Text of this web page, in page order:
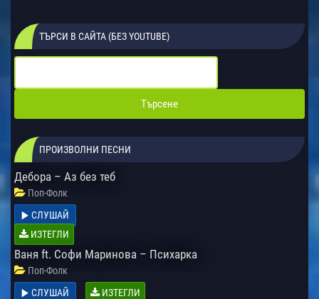
ТЪРСИ В САЙТА (БЕЗ YOUTUBE)
ПРОИЗВОЛНИ ПЕСНИ
Дебора – Аз без теб
Поп-Фолк
СЛУШАЙ
ИЗТЕГЛИ
Ваня ft. Софи Маринова – Психарка
Поп-Фолк
СЛУШАЙ
ИЗТЕГЛИ